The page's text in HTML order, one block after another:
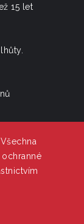
15 let